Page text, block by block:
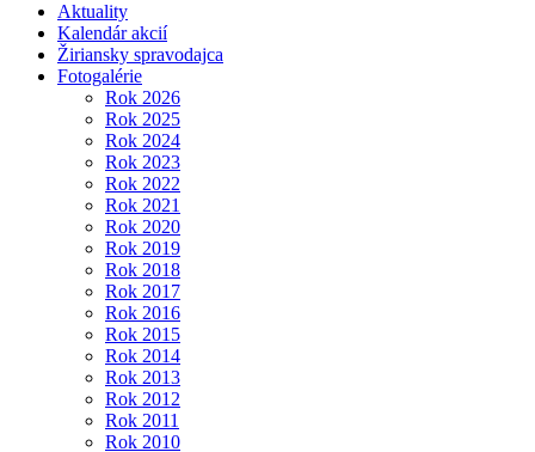
Aktuality
Kalendár akcií
Žiriansky spravodajca
Fotogalérie
Rok 2026
Rok 2025
Rok 2024
Rok 2023
Rok 2022
Rok 2021
Rok 2020
Rok 2019
Rok 2018
Rok 2017
Rok 2016
Rok 2015
Rok 2014
Rok 2013
Rok 2012
Rok 2011
Rok 2010